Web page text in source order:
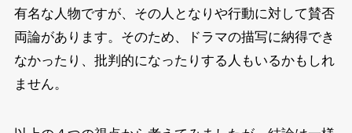
有名な人物ですが、その人となりや行動に対して賛否
両論があります。そのため、ドラマの描写に納得でき
なかったり、批判的になったりする人もいるかもしれ
ません。